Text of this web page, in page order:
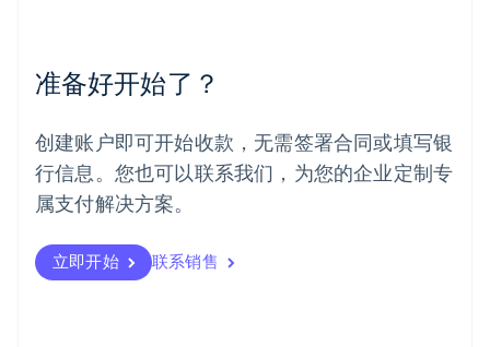
准备好开始了？
创建账户即可开始收款，无需签署合同或填写银
行信息。您也可以联系我们，为您的企业定制专
属支付解决方案。
立即开始 联系销售
挪威
葡萄牙
Português English
日本
日本語English
瑞典
瑞士
DeutschFrançais